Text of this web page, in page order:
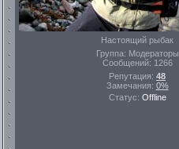
Настоящий рыбак
Группа: Модераторы
Сообщений: 1266
Репутация: 48
Замечания: 0%
Статус: Offline